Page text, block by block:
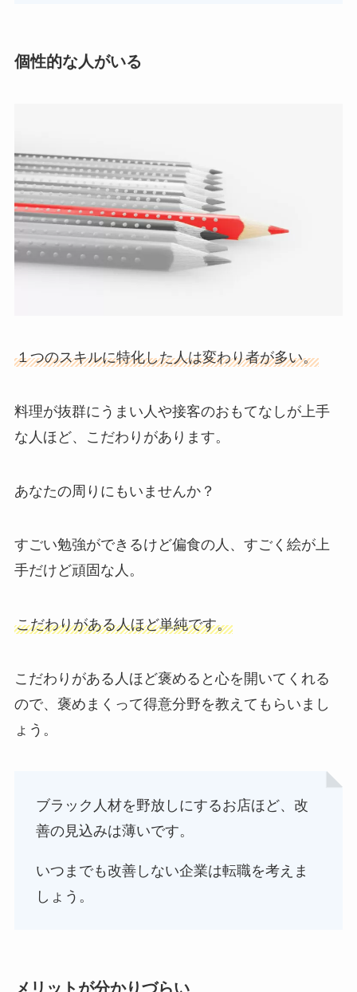
個性的な人がいる
１つのスキルに特化した人は変わり者が多い。
料理が抜群にうまい人や接客のおもてなしが上手
な人ほど、こだわりがあります。
あなたの周りにもいませんか？
すごい勉強ができるけど偏食の人、すごく絵が上
手だけど頑固な人。
こだわりがある人ほど単純です。
こだわりがある人ほど褒めると心を開いてくれる
ので、褒めまくって得意分野を教えてもらいまし
ょう。
ブラック人材を野放しにするお店ほど、改
善の見込みは薄いです。
いつまでも改善しない企業は転職を考えま
しょう。
メリットが分かりづらい